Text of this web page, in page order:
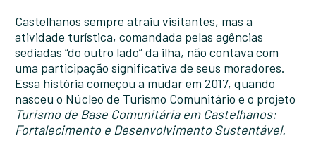
Castelhanos sempre atraiu visitantes, mas a
atividade turística, comandada pelas agências
sediadas “do outro lado” da ilha, não contava com
uma participação significativa de seus moradores.
Essa história começou a mudar em 2017, quando
nasceu o Núcleo de Turismo Comunitário e o projeto
Turismo de Base Comunitária em Castelhanos:
Fortalecimento e Desenvolvimento Sustentável.